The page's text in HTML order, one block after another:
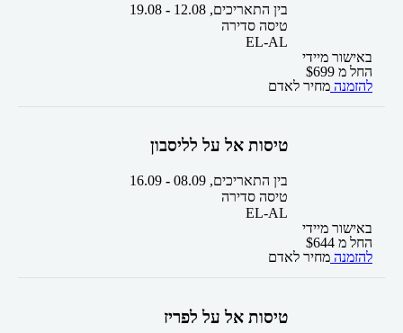
בין התאריכים, -
19.08
טיסה סדירה
EL-AL
באישור מיידי
החל מ
$699
להזמנה מחיר לאדם
טיסות אל על לליסבון
בין התאריכים, -
16.09
טיסה סדירה
EL-AL
באישור מיידי
החל מ
$644
להזמנה מחיר לאדם
טיסות אל על לפריז